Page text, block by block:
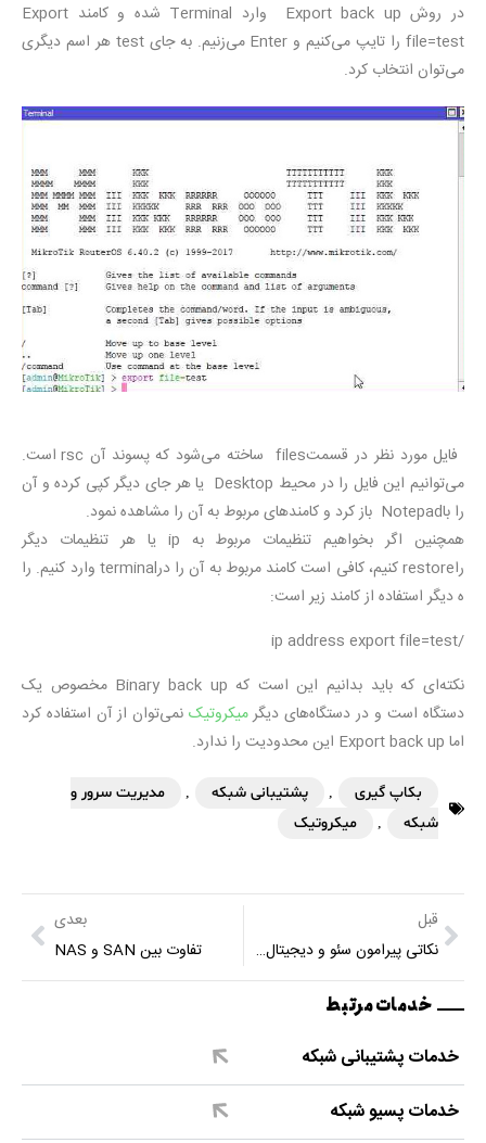
در روش Export back up وارد Terminal شده و کامند Export
file=test را تایپ می‌کنیم و Enter می‌زنیم. به جای test هر اسم دیگری
می‌توان انتخاب کرد.
فایل مورد نظر در قسمتfiles ساخته می‌شود که پسوند آن rsc است.
می‌توانیم این فایل را در محیط Desktop یا هر جای دیگر کپی کرده و آن
را باNotepad باز کرد و کامندهای مربوط به آن را مشاهده نمود.
همچنین اگر بخواهیم تنظیمات مربوط به ip یا هر تنظیمات دیگر
راrestore کنیم، کافی است کامند مربوط به آن را درterminal وارد کنیم. را
ه دیگر استفاده از کامند زیر است:
/ip address export file=test
نکته‌ای که باید بدانیم این است که Binary back up مخصوص یک
دستگاه است و در دستگاه‌های دیگرمیکروتیکنمی‌توان از آن استفاده کرد
اما Export back up این محدودیت را ندارد.
بکاپ گیری , پشتیبانی شبکه ,
مدیریت سرور و
شبکه
, میکروتیک
قبل
نکاتی پیرامون سئو و دیجیتال مارکتینگ
بعدی
تفاوت بین SAN و NAS
خدمات مرتبط
خدمات پشتیبانی شبکه
خدمات پسیو شبکه